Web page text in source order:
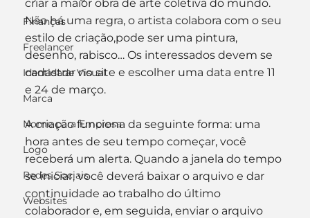
Finanças
Freelancer
Identidade Visual
Marca
Nome para Empresa
Logo
Redes Sociais
Websites
criar a maior obra de arte coletiva do mundo.
Não há uma regra, o artista colabora com o seu
estilo de criação,pode ser uma pintura,
desenho, rabisco… Os interessados devem se
cadastrar no site e escolher uma data entre 11
e 24 de março.
A criação funciona da seguinte forma: uma
hora antes de seu tempo começar, você
receberá um alerta. Quando a janela do tempo
se iniciar, você deverá baixar o arquivo e dar
continuidade ao trabalho do último
colaborador e, em seguida, enviar o arquivo